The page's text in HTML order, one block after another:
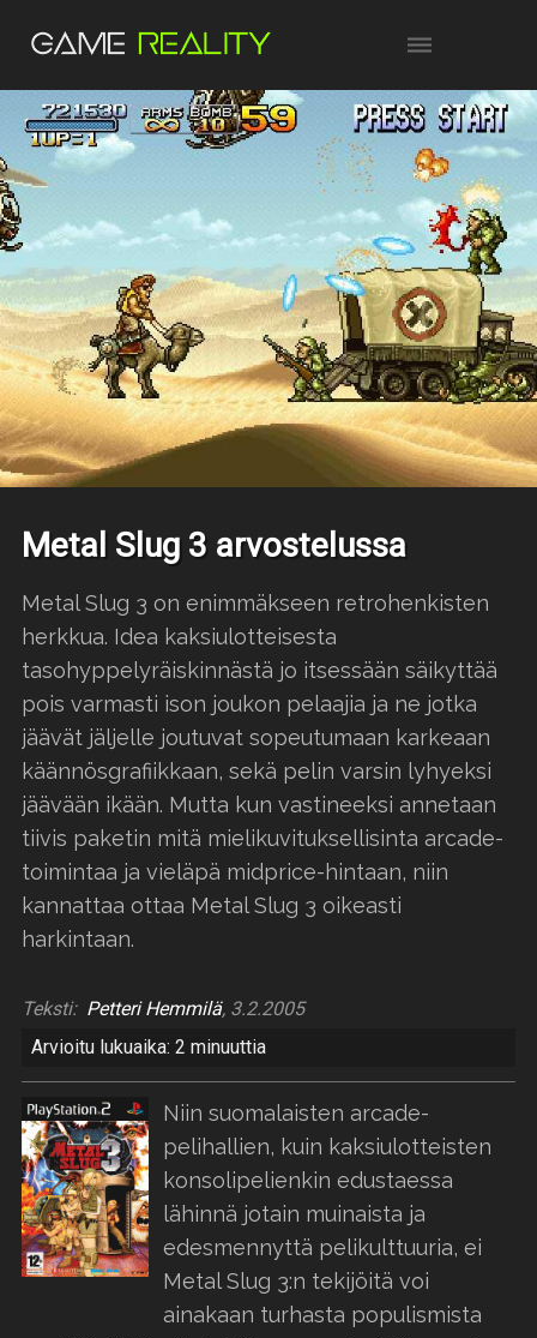
Metal Slug 3 arvostelussa
Metal Slug 3 on enimmäkseen retrohenkisten
herkkua. Idea kaksiulotteisesta
tasohyppelyräiskinnästä jo itsessään säikyttää
pois varmasti ison joukon pelaajia ja ne jotka
jäävät jäljelle joutuvat sopeutumaan karkeaan
käännösgrafiikkaan, sekä pelin varsin lyhyeksi
jäävään ikään. Mutta kun vastineeksi annetaan
tiivis paketin mitä mielikuvituksellisinta arcade-
toimintaa ja vieläpä midprice-hintaan, niin
kannattaa ottaa Metal Slug 3 oikeasti
harkintaan.
Teksti: Petteri Hemmilä, 3.2.2005
Arvioitu lukuaika: 2 minuuttia
Niin suomalaisten arcade-
pelihallien, kuin kaksiulotteisten
konsolipelienkin edustaessa
lähinnä jotain muinaista ja
edesmennyttä pelikulttuuria, ei
Metal Slug 3:n tekijöitä voi
ainakaan turhasta populismista